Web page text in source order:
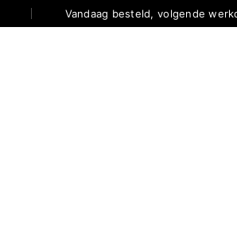
Vandaag besteld, volgende